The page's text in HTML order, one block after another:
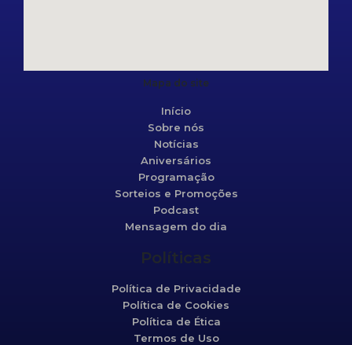
Mapa do site
Início
Sobre nós
Notícias
Aniversários
Programação
Sorteios e Promoções
Podcast
Mensagem do dia
Políticas
Política de Privacidade
Política de Cookies
Política de Ética
Termos de Uso